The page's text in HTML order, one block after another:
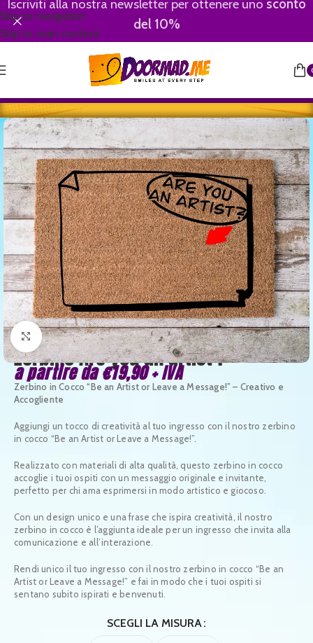
Skip to navigation
Skip to main content
Iscriviti alla nostra newsletter per ottenere uno sconto
del 10%
Clicca per ingrandire
Zerbino Are you an artist ?
a partire da€19,90+ IVA
Zerbino in Cocco “Be an Artist or Leave a Message!” – Creativo e
Accogliente
Aggiungi un tocco di creatività al tuo ingresso con il nostro zerbino
in cocco “Be an Artist or Leave a Message!”.
Realizzato con materiali di alta qualità, questo zerbino in cocco
accoglie i tuoi ospiti con un messaggio originale e invitante,
perfetto per chi ama esprimersi in modo artistico e giocoso.
Con un design unico e una frase che ispira creatività, il nostro
zerbino in cocco è l’aggiunta ideale per un ingresso che invita alla
comunicazione e all’interazione.
Rendi unico il tuo ingresso con il nostro zerbino in cocco “Be an
Artist or Leave a Message!” e fai in modo che i tuoi ospiti si
sentano subito ispirati e benvenuti.
SCEGLI LA MISURA